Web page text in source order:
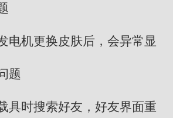
电机更换皮肤后，会异常显
题
具时搜索好友，好友界面重